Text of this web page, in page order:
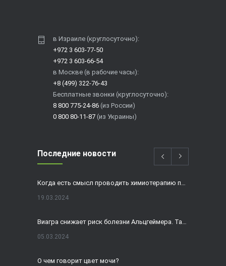
в Израиле (круглосуточно):
+972 3 603-77-50
+972 3 603-66-54
в Москве (в рабочие часы):
+8 (499) 322-76-43
Бесплатные звонки (круглосуточно):
8 800 775-24-86 (из России)
0 800 80-11-87 (из Украины)
Последние новости
19.03.2024
05.03.2024
О чем говорит цвет мочи?